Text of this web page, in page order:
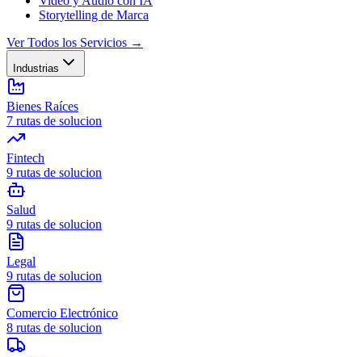
Storytelling de Marca
Ver Todos los Servicios →
Industrias
Bienes Raíces
7 rutas de solucion
Fintech
9 rutas de solucion
Salud
9 rutas de solucion
Legal
9 rutas de solucion
Comercio Electrónico
8 rutas de solucion